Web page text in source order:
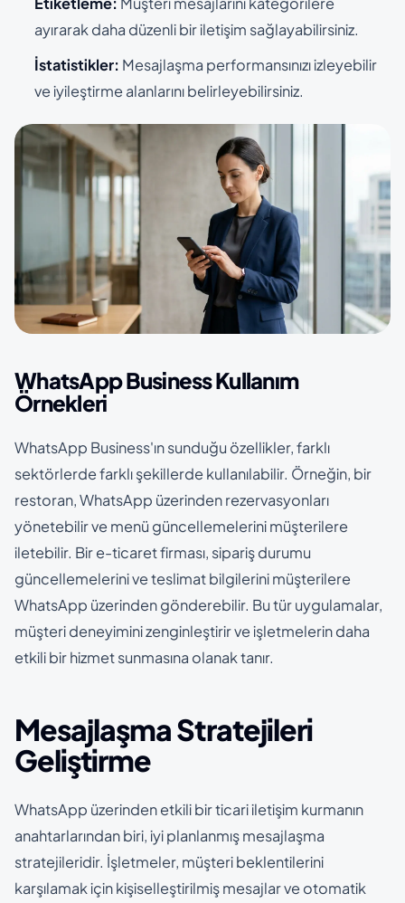
ayırarak daha düzenli bir iletişim sağlayabilirsiniz.
İstatistikler: Mesajlaşma performansınızı izleyebilir
ve iyileştirme alanlarını belirleyebilirsiniz.
WhatsApp Business Kullanım
Örnekleri
WhatsApp Business'ın sunduğu özellikler, farklı
sektörlerde farklı şekillerde kullanılabilir. Örneğin, bir
restoran, WhatsApp üzerinden rezervasyonları
yönetebilir ve menü güncellemelerini müşterilere
iletebilir. Bir e-ticaret firması, sipariş durumu
güncellemelerini ve teslimat bilgilerini müşterilere
WhatsApp üzerinden gönderebilir. Bu tür uygulamalar,
müşteri deneyimini zenginleştirir ve işletmelerin daha
etkili bir hizmet sunmasına olanak tanır.
Mesajlaşma Stratejileri
Geliştirme
WhatsApp üzerinden etkili bir ticari iletişim kurmanın
anahtarlarından biri, iyi planlanmış mesajlaşma
stratejileridir. İşletmeler, müşteri beklentilerini
karşılamak için kişiselleştirilmiş mesajlar ve otomatik